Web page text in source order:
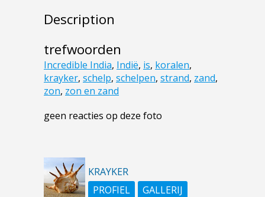
Description
trefwoorden
Incredible India, Indië, is, koralen,
krayker, schelp, schelpen, strand, zand,
zon, zon en zand
geen reacties op deze foto
KRAYKER
PROFIEL
GALLERIJ